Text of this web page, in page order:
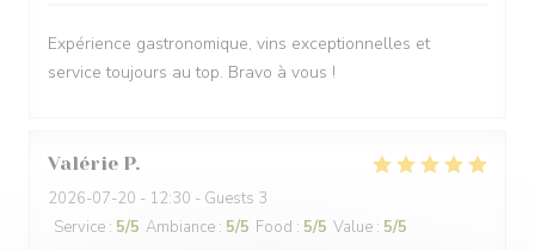
Expérience gastronomique, vins exceptionnelles et
service toujours au top. Bravo à vous !
Valérie P
2026-07-20 - 12:30 - Guests 3
Service : 5/5 Ambiance : 5/5 Food : 5/5 Value : 5/5